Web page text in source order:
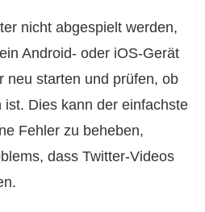
nicht abgespielt werden,
Android- oder iOS‑Gerät
neu starten und prüfen, ob
Dies kann der einfachste
Fehler zu beheben,
dass Twitter-Videos